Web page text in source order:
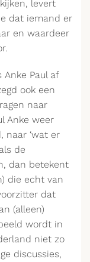
levert
dat iemand er
en waardeer
Paul af
ook een
naar
Anke weer
naar ‘wat er
de
dan betekent
die echt van
dat
(alleen)
wordt in
niet zo
discussies,